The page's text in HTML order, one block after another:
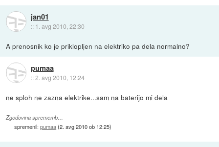
jan01
:: 1. avg 2010, 22:30
A prenosnik ko je priklopljen na elektriko pa dela normalno?
pumaa
::2. avg 2010, 12:24
ne sploh ne zazna elektrike...sam na baterijo mi dela
Zgodovina sprememb…
spremenil:pumaa(2. avg 2010 ob 12:25)